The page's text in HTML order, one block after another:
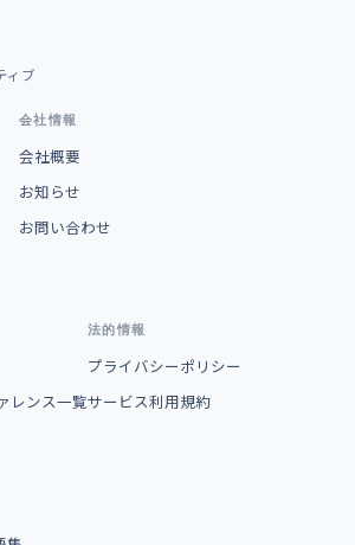
ィブ
会社情報
会社概要
お知らせ
お問い合わせ
レンス一覧
法的情報
プライバシーポリシー
サービス利用規約